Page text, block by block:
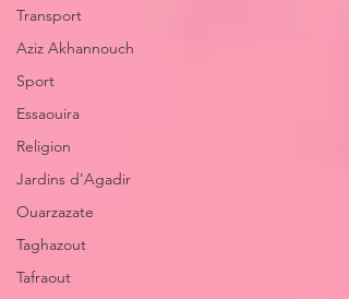
Transport
Aziz Akhannouch
Sport
Essaouira
Religion
Jardins d'Agadir
Ouarzazate
Taghazout
Tafraout